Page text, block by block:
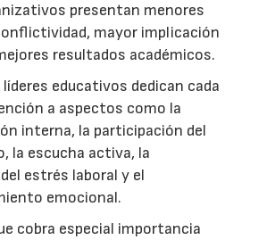
presentan menores
mayor implicación
resultados académicos.
líderes educativos dedican cada
a aspectos como la
interna, la participación del
la escucha activa, la
estrés laboral y el
emocional.
cobra especial importancia